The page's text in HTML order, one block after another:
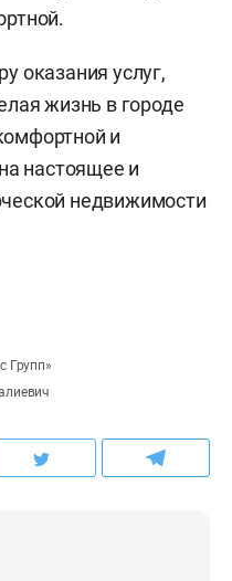
оказания услуг,
жизнь в городе
и
настоящее и
недвижимости
Групп»